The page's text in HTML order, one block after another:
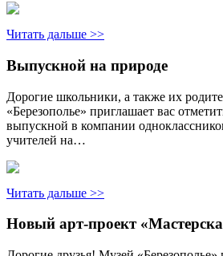
Читать дальше >>
Выпускной на природе
Дорогие школьники, а также их
«Березополье» приглашает вас
выпускной в компании
учителей на…
Читать дальше >>
Новый арт-проект